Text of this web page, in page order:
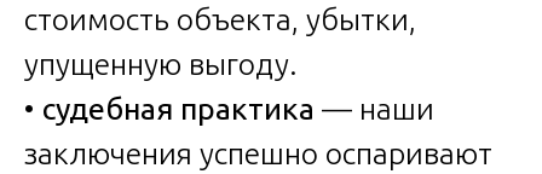
стоимость объекта, убытки,
упущенную выгоду.
• судебная практика — наши
заключения успешно оспаривают